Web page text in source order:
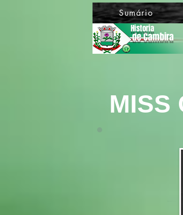
Sumário
de Cambira
Historia
MISS